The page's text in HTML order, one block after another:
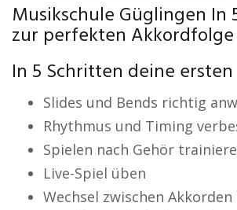
Musikschule Güglingen In
zur perfekten Akkordfolge
In 5 Schritten deine
Slides und Bends richtig
Rhythmus und Timing
Spielen nach Gehör
Live-Spiel üben
Wechsel zwischen